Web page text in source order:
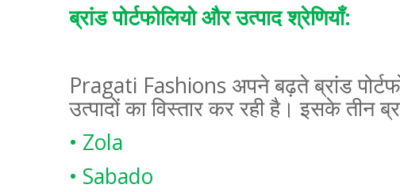
ब्रांड पोर्टफोलियो और उत्पाद श्रेणियाँ:
Pragati Fashions अपने बढ़ते ब्रांड
उत्पादों का विस्तार कर रही है। इसके तीन
• Zola
• Sabado